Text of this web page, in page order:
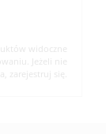
widoczne
Jeżeli nie
zarejestruj się.